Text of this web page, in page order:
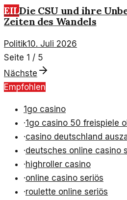
EILDie CSU und ihre
Zeiten des Wandels
Politik10. Juli 2026
Seite 1 / 5
Nächste
Empfohlen
1go casino
·1go casino 50 freispiele
·casino deutschland
·deutsches online casino
·highroller casino
·online casino seriös
·roulette online seriös